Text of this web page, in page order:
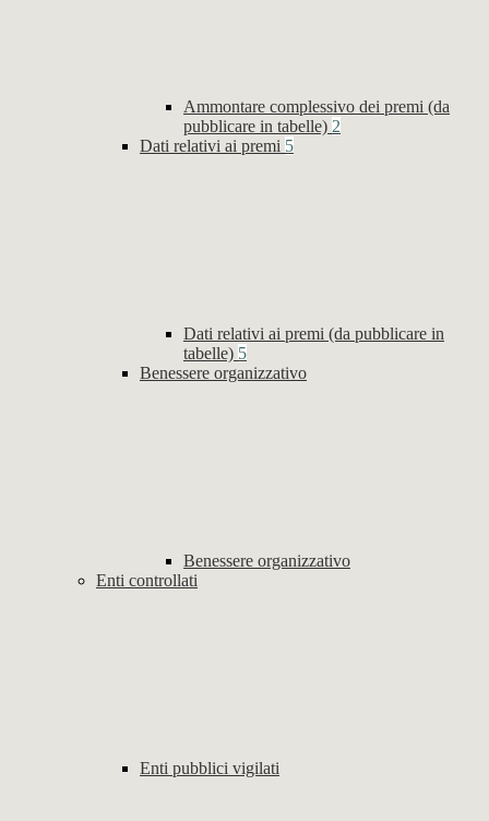
Ammontare complessivo dei premi (da
pubblicare in tabelle) 2
Dati relativi ai premi 5
Dati relativi ai premi (da pubblicare in
tabelle) 5
Benessere organizzativo
Benessere organizzativo
Enti controllati
Enti pubblici vigilati